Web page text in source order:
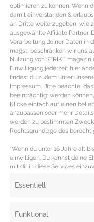
optimieren zu können. Wenn
damit einverstanden &
an Dritte weiterzugeben, wie
ausgewählte Affiliate Partner.
Verarbeitung deiner Daten in
magst, beschränken wir uns
Nutzung von STRIKE
Einwilligung jederzeit hier
findest du zudem unter
Impressum. Bitte beachte,
beeinträchtigt werden
Klicke einfach auf einen
anzupassen oder mehr
werden zu bestimmten
Rechtsgrundlage des
*Wenn du unter 16 Jahre alt
einwilligen. Du kannst deine
mit dir in diese Services
Essentiell
Funktional
Dafür den Trüffel feinhacken.
salzen, mit zwei Teelöffel
vermengen. Danach den
Trüffelbutter.
Aus dem Bratenfond im Bräter
Sauce machen. Dafür den
dem Tomatenmark, Rotwein,
Wacholderbeeren, Wildgewürz
Minuten köcheln lassen.
passend für die Clean Eating,
Redaktion: Nina Ilnseher |